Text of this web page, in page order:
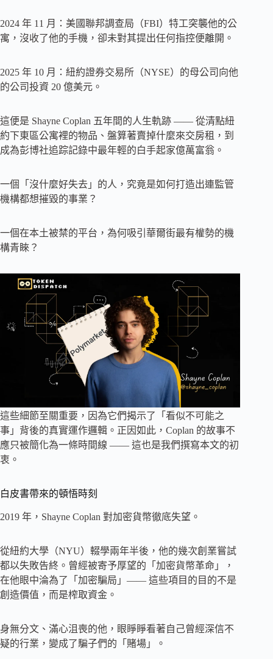
2024 年 11 月：美國聯邦調查局（FBI）特工突襲他的公
寓，沒收了他的手機，卻未對其提出任何指控便離開。
2025 年 10 月：紐約證券交易所（NYSE）的母公司向他
的公司投資 20 億美元。
這便是 Shayne Coplan 五年間的人生軌跡 —— 從清點紐
約下東區公寓裡的物品、盤算著賣掉什麼來交房租，到
成為彭博社追踪記錄中最年輕的白手起家億萬富翁。
一個「沒什麼好失去」的人，究竟是如何打造出連監管
機構都想摧毀的事業？
一個在本土被禁的平台，為何吸引華爾街最有權勢的機
構青睞？
這些細節至關重要，因為它們揭示了「看似不可能之
事」背後的真實運作邏輯。正因如此，Coplan 的故事不
應只被簡化為一條時間線 —— 這也是我們撰寫本文的初
衷。
白皮書帶來的頓悟時刻
2019 年，Shayne Coplan 對加密貨幣徹底失望。
從紐約大學（NYU）輟學兩年半後，他的幾次創業嘗試
都以失敗告終。曾經被寄予厚望的「加密貨幣革命」，
在他眼中淪為了「加密騙局」—— 這些項目的目的不是
創造價值，而是榨取資金。
身無分文、滿心沮喪的他，眼睜睜看著自己曾經深信不
疑的行業，變成了騙子們的「賭場」。